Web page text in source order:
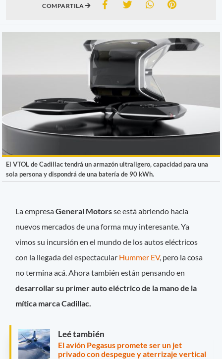
COMPARTILA
El VTOL de Cadillac tendrá un armazón ultraligero, capacidad para una
sola persona y dispondrá de una batería de 90 kWh.
La empresaGeneral Motorsse está abriendo hacia
nuevos mercados de una forma muy interesante. Ya
vimos su incursión en el mundo de los autos eléctricos
con la llegada del espectacular Hummer EV, pero la cosa
no termina acá. Ahora también están pensando en
desarrollar su primer auto eléctrico de la mano de la
mítica marca Cadillac.
Leé también
El avión Pegasus promete ser un jet
privado con despegue y aterrizaje vertical